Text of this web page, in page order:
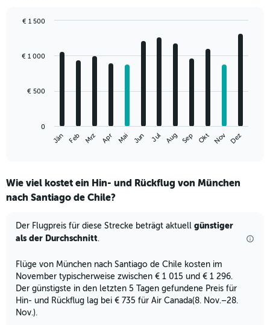
12
The
Range:
12
The
chart
has
Y
axis
displaying
values.
Range:
Jän Feb Mrz Apr Mai Jun Jul Aug Sep Okt Nov Dez
0
€ 500
€ 1 000
€ 1 500
Wie viel kostet ein Hin- und Rückflug von München
nach Santiago de Chile?
Der Flugpreis für diese Strecke beträgt aktuell günstiger
als der Durchschnitt.
Flüge von München nach Santiago de Chile kosten im
November typischerweise zwischen € 1 015 und € 1 296.
Der günstigste in den letzten 5 Tagen gefundene Preis für
Hin- und Rückflug lag bei € 735 für Air Canada(8. Nov.–28.
Nov.).